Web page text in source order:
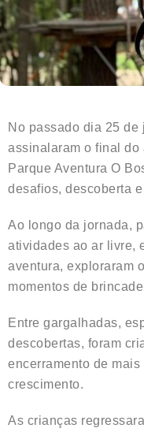
No passado dia 25
assinalaram o final do
Parque Aventura O
desafios, descoberta
Ao longo da jornada,
atividades ao ar livre,
aventura, exploraram
momentos de
Entre gargalhadas,
descobertas, foram
encerramento de
crescimento.
As crianças